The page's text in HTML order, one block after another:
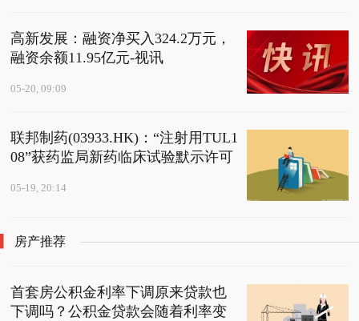
高新发展：融资净买入324.2万元，
融资余额11.95亿元-视讯
05-20, 09:09
联邦制药(03933.HK)：“注射用TUL1
08”获药监局新药临床试验默示许可
05-19, 20:14
房产推荐
首套房公积金利率下调原来贷款也
下调吗？公积金贷款会随着利率变